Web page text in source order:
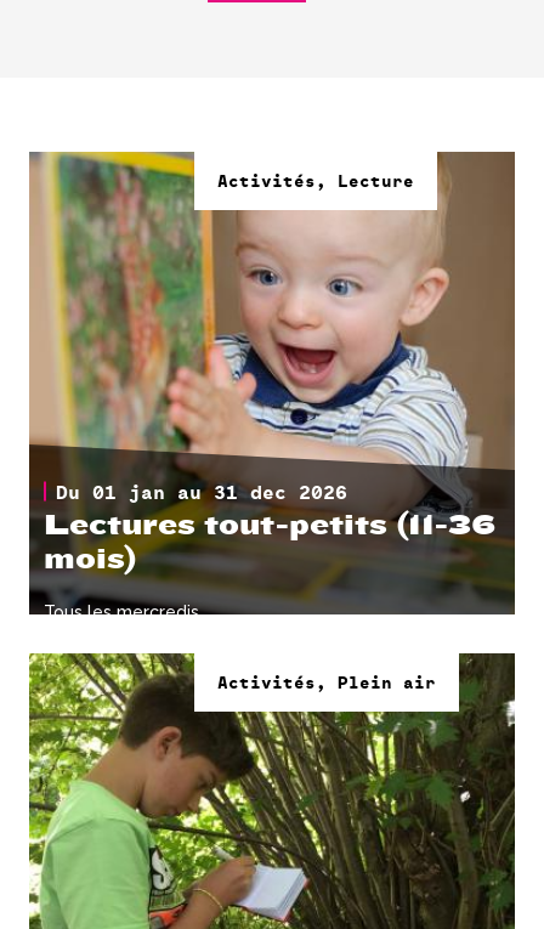
Activités, Lecture
Du 01 jan au 31 dec 2026
Lectures tout-petits (11-36
mois)
Tous les mercredis.
Activités, Plein air